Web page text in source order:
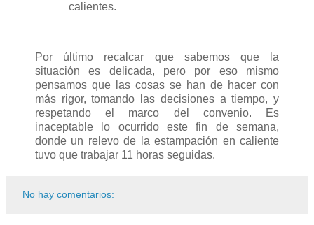
calientes.
Por último recalcar que sabemos que la
situación es delicada, pero por eso mismo
pensamos que las cosas se han de hacer con
más rigor, tomando las decisiones a tiempo, y
respetando el marco del convenio. Es
inaceptable lo ocurrido este fin de semana,
donde un relevo de la estampación en caliente
tuvo que trabajar 11 horas seguidas.
No hay comentarios: